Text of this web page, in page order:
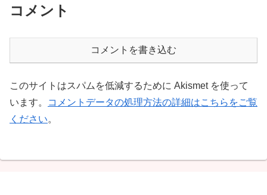
コメント
コメントを書き込む
このサイトはスパムを低減するために Akismet を使って
います。
コメントデータの処理方法の詳細はこちらをご覧
ください。